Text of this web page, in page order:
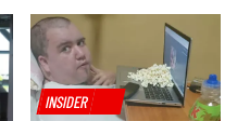
INSIDER